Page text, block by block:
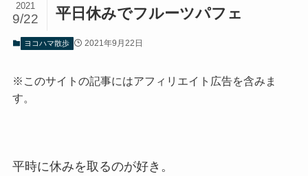
平日休みでフルーツパフェ
2021
9/22
ヨコハマ散歩 2021年9月22日
※このサイトの記事にはアフィリエイト広告を含みま
す。
平時に休みを取るのが好き。